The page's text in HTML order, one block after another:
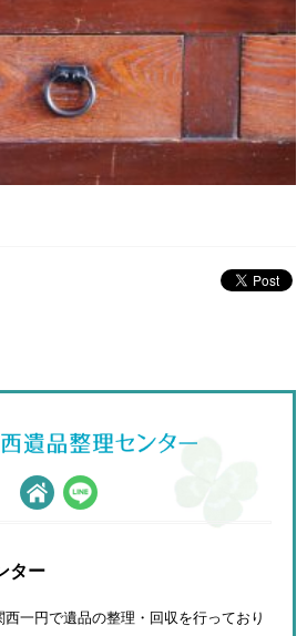
ター
一円で遺品の整理・回収を行っており